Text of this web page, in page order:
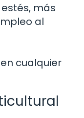
más
al
cualquier